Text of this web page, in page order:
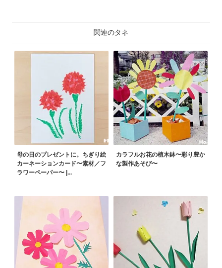
関連のタネ
母の日のプレゼントに。ちぎり絵
カーネーションカード〜素材／フ
ラワーペーパー〜 |...
カラフルお花の植木鉢〜彩り豊か
な製作あそび〜